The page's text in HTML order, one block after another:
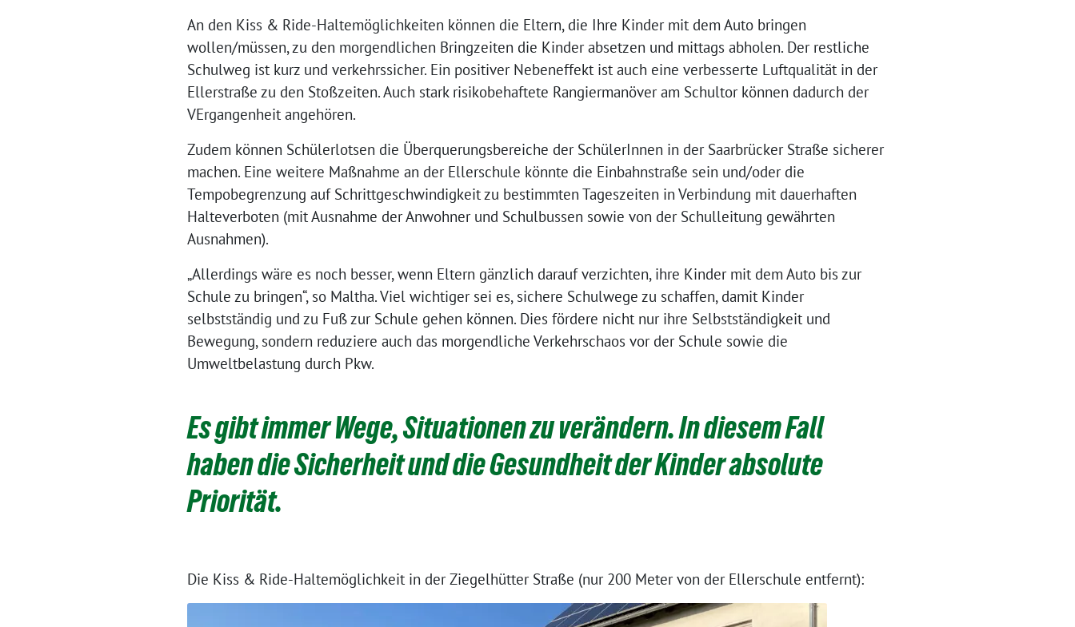
An den Kiss & Ride-Haltemöglichkeiten können die Eltern, die Ihre Kinder mit dem Auto bringen
wollen/müssen, zu den morgendlichen Bringzeiten die Kinder absetzen und mittags abholen. Der restliche
Schulweg ist kurz und verkehrssicher. Ein positiver Nebeneffekt ist auch eine verbesserte Luftqualität in der
Ellerstraße zu den Stoßzeiten. Auch stark risikobehaftete Rangiermanöver am Schultor können dadurch der
VErgangenheit angehören.
Zudem können Schülerlotsen die Überquerungsbereiche der SchülerInnen in der Saarbrücker Straße sicherer
machen. Eine weitere Maßnahme an der Ellerschule könnte die Einbahnstraße sein und/oder die
Tempobegrenzung auf Schrittgeschwindigkeit zu bestimmten Tageszeiten in Verbindung mit dauerhaften
Halteverboten (mit Ausnahme der Anwohner und Schulbussen sowie von der Schulleitung gewährten
Ausnahmen).
„Allerdings wäre es noch besser, wenn Eltern gänzlich darauf verzichten, ihre Kinder mit dem Auto bis zur
Schule zu bringen“, so Maltha. Viel wichtiger sei es, sichere Schulwege zu schaffen, damit Kinder
selbstständig und zu Fuß zur Schule gehen können. Dies fördere nicht nur ihre Selbstständigkeit und
Bewegung, sondern reduziere auch das morgendliche Verkehrschaos vor der Schule sowie die
Umweltbelastung durch Pkw.
Es gibt immer Wege, Situationen zu verändern. In diesem Fall
haben die Sicherheit und die Gesundheit der Kinder absolute
Priorität.
Die Kiss & Ride-Haltemöglichkeit in der Ziegelhütter Straße (nur 200 Meter von der Ellerschule entfernt):